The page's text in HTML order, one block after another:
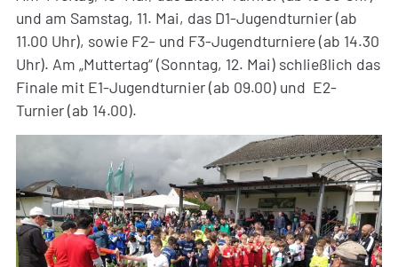
und am Samstag, 11. Mai, das D1-Jugendturnier (ab
11.00 Uhr), sowie F2– und F3-Jugendturniere (ab 14.30
Uhr). Am „Muttertag“ (Sonntag, 12. Mai) schließlich das
Finale mit E1-Jugendturnier (ab 09.00) und E2-
Turnier (ab 14.00).